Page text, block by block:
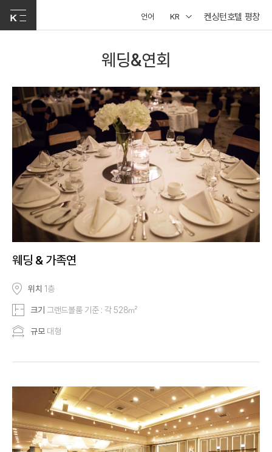
언어 KR 켄싱턴호텔 평창
웨딩&연회
웨딩 & 가족연
위치 1층
크기 그랜드볼룸 기준 : 각 528㎡
규모대형